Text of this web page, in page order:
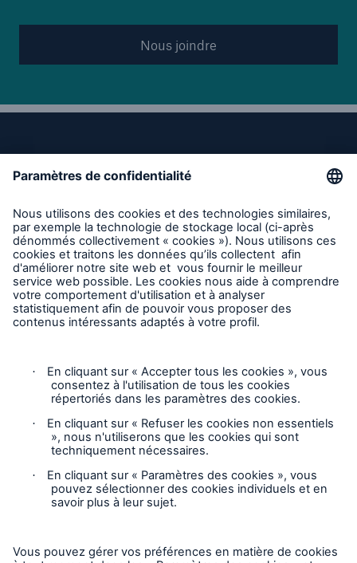
Nous joindre
Entreprise
Carrières
Contact
Suivez-nous